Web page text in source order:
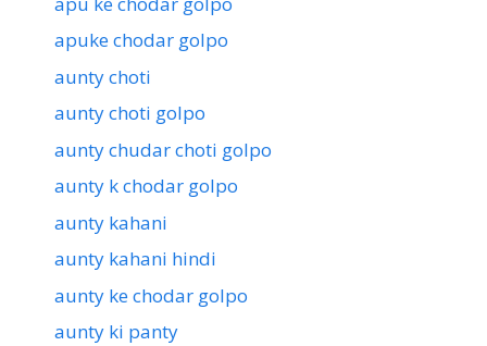
apuke chodar golpo
aunty choti
aunty choti golpo
aunty chudar choti golpo
aunty k chodar golpo
aunty kahani
aunty kahani hindi
aunty ke chodar golpo
aunty ki panty